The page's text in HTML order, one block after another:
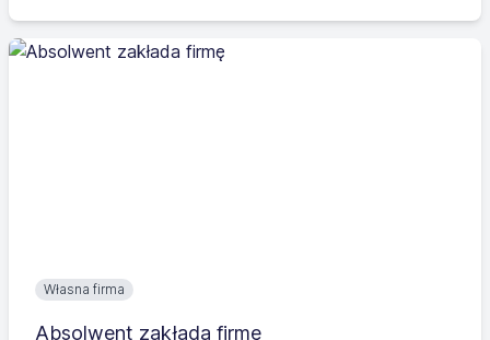
Własna firma
Absolwent zakłada firmę